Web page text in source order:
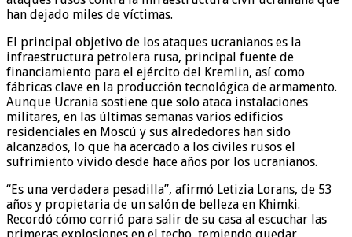
han dejado miles de víctimas.
El principal objetivo de los ataques ucranianos es la
infraestructura petrolera rusa, principal fuente de
financiamiento para el ejército del Kremlin, así como
fábricas clave en la producción tecnológica de armamento.
Aunque Ucrania sostiene que solo ataca instalaciones
militares, en las últimas semanas varios edificios
residenciales en Moscú y sus alrededores han sido
alcanzados, lo que ha acercado a los civiles rusos el
sufrimiento vivido desde hace años por los ucranianos.
“Es una verdadera pesadilla”, afirmó Letizia Lorans, de 53
años y propietaria de un salón de belleza en Khimki.
Recordó cómo corrió para salir de su casa al escuchar las